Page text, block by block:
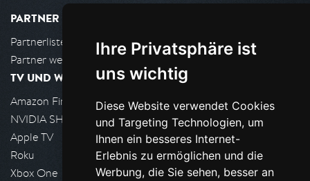
Ihre Privatsphäre ist
uns wichtig
Diese Website verwendet Cookies
und Targeting Technologien, um
Ihnen ein besseres Internet-
Erlebnis zu ermöglichen und die
Werbung, die Sie sehen, besser an
PARTNER
Partnerliste
Partner werden
TV UND WOHNZIMMER
Amazon FireTV
NVIDIA SHIELD, Google TV
Apple TV
Roku
Xbox One